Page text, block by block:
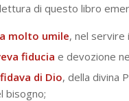
di questo libro
molto umile, nel servire
fiducia e devozione
di Dio, della divina
bisogno;